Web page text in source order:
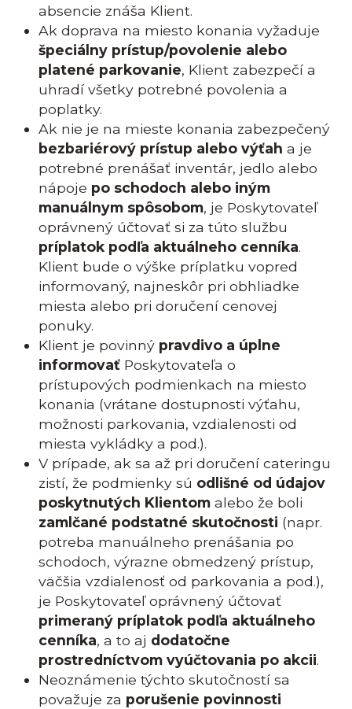
absencie znáša Klient.
Ak doprava na miesto konania vyžaduje
špeciálny prístup/povolenie alebo
platené parkovanie, Klient zabezpečí a
uhradí všetky potrebné povolenia a
poplatky.
Ak nie je na mieste konania zabezpečený
bezbariérový prístup alebo výťah a je
potrebné prenášať inventár, jedlo alebo
nápoje po schodoch alebo iným
manuálnym spôsobom, je Poskytovateľ
oprávnený účtovať si za túto službu
príplatok podľa aktuálneho cenníka.
Klient bude o výške príplatku vopred
informovaný, najneskôr pri obhliadke
miesta alebo pri doručení cenovej
ponuky.
Klient je povinný pravdivo a úplne
informovaťPoskytovateľa o
prístupových podmienkach na miesto
konania (vrátane dostupnosti výťahu,
možnosti parkovania, vzdialenosti od
miesta vykládky a pod.).
V prípade, ak sa až pri doručení cateringu
zistí, že podmienky sú odlišné od údajov
poskytnutých Klientomalebo že boli
zamlčané podstatné skutočnosti (napr.
potreba manuálneho prenášania po
schodoch, výrazne obmedzený prístup,
väčšia vzdialenosť od parkovania a pod.),
je Poskytovateľ oprávnený účtovať
primeraný príplatok podľa aktuálneho
cenníka, a to aj dodatočne
prostredníctvom vyúčtovania po akcii.
Neoznámenie týchto skutočností sa
považuje za porušenie povinnosti